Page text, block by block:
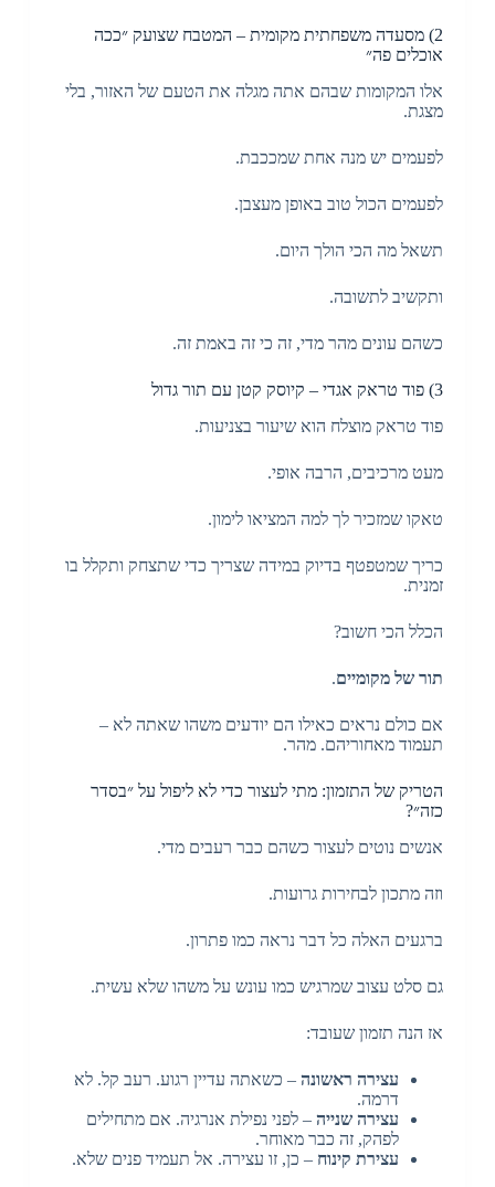
2) מסעדה משפחתית מקומית – המטבח שצועק ״ככה
אוכלים פה״
אלו המקומות שבהם אתה מגלה את הטעם של האזור, בלי
מצגת.
לפעמים יש מנה אחת שמככבת.
לפעמים הכול טוב באופן מעצבן.
תשאל מה הכי הולך היום.
ותקשיב לתשובה.
כשהם עונים מהר מדי, זה כי זה באמת זה.
3) פוד טראק אגדי – קיוסק קטן עם תור גדול
פוד טראק מוצלח הוא שיעור בצניעות.
מעט מרכיבים, הרבה אופי.
טאקו שמזכיר לך למה המציאו לימון.
כריך שמטפטף בדיוק במידה שצריך כדי שתצחק ותקלל בו
זמנית.
הכלל הכי חשוב?
תור של מקומיים.
אם כולם נראים כאילו הם יודעים משהו שאתה לא –
תעמוד מאחוריהם. מהר.
הטריק של התזמון: מתי לעצור כדי לא ליפול על ״בסדר
כזה״?
אנשים נוטים לעצור כשהם כבר רעבים מדי.
וזה מתכון לבחירות גרועות.
ברגעים האלה כל דבר נראה כמו פתרון.
גם סלט עצוב שמרגיש כמו עונש על משהו שלא עשית.
אז הנה תזמון שעובד:
עצירה ראשונה– כשאתה עדיין רגוע. רעב קל. לא
דרמה.
עצירה שנייה– לפני נפילת אנרגיה. אם מתחילים
לפהק, זה כבר מאוחר.
עצירת קינוח – כן, זו עצירה. אל תעמיד פנים שלא.